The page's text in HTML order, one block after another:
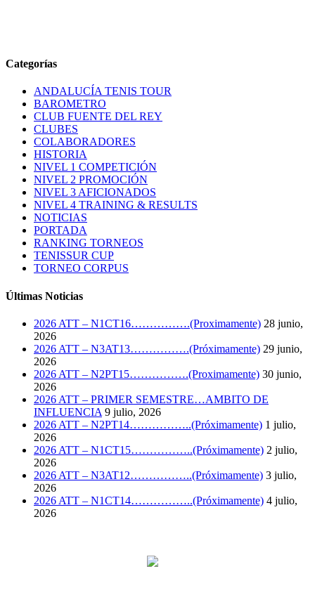
Categorías
ANDALUCÍA TENIS TOUR
BAROMETRO
CLUB FUENTE DEL REY
CLUBES
COLABORADORES
HISTORIA
NIVEL 1 COMPETICIÓN
NIVEL 2 PROMOCIÓN
NIVEL 3 AFICIONADOS
NIVEL 4 TRAINING & RESULTS
NOTICIAS
PORTADA
RANKING TORNEOS
TENISSUR CUP
TORNEO CORPUS
Últimas Noticias
2026 ATT – N1CT16…………….(Proximamente) 28 junio,
2026
2026 ATT – N3AT13…………….(Próximamente) 29 junio,
2026
2026 ATT – N2PT15…………….(Proximamente) 30 junio,
2026
2026 ATT – PRIMER SEMESTRE…AMBITO DE
INFLUENCIA 9 julio, 2026
2026 ATT – N2PT14……………..(Próximamente) 1 julio,
2026
2026 ATT – N1CT15……………..(Próximamente) 2 julio,
2026
2026 ATT – N3AT12……………..(Próximamente) 3 julio,
2026
2026 ATT – N1CT14……………..(Próximamente) 4 julio,
2026